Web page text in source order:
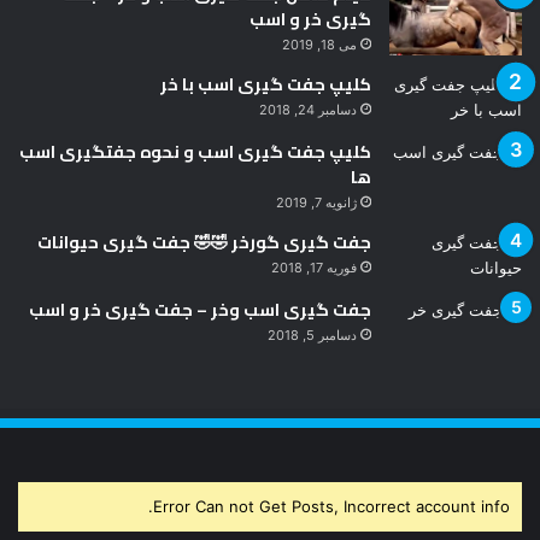
گیری خر و اسب
می 18, 2019
کلیپ جفت گیری اسب با خر
دسامبر 24, 2018
کلیپ جفت گیری اسب و نحوه جفتگیری اسب
ها
ژانویه 7, 2019
جفت گیری گورخر 🤣🤣 جفت گیری حیوانات
فوریه 17, 2018
جفت گیری اسب وخر – جفت گیری خر و اسب
دسامبر 5, 2018
Error Can not Get Posts, Incorrect account info.